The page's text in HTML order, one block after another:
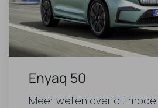
Enyaq 50
Meer weten over dit model